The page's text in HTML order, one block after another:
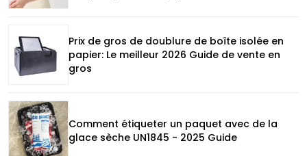
Prix ​​de gros de doublure de boîte isolée en
papier: Le meilleur 2026 Guide de vente en
gros
Comment étiqueter un paquet avec de la
glace sèche UN1845 - 2025 Guide